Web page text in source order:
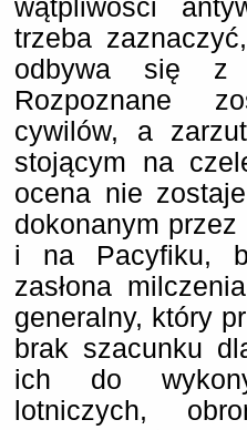
wątpliwości
trzeba
odbywa się z
Rozpoznane
cywilów, a
stojącym na
ocena nie
dokonanym
i na Pacyfiku,
zasłona
generalny, który
brak szacunku
ich do
lotniczych,